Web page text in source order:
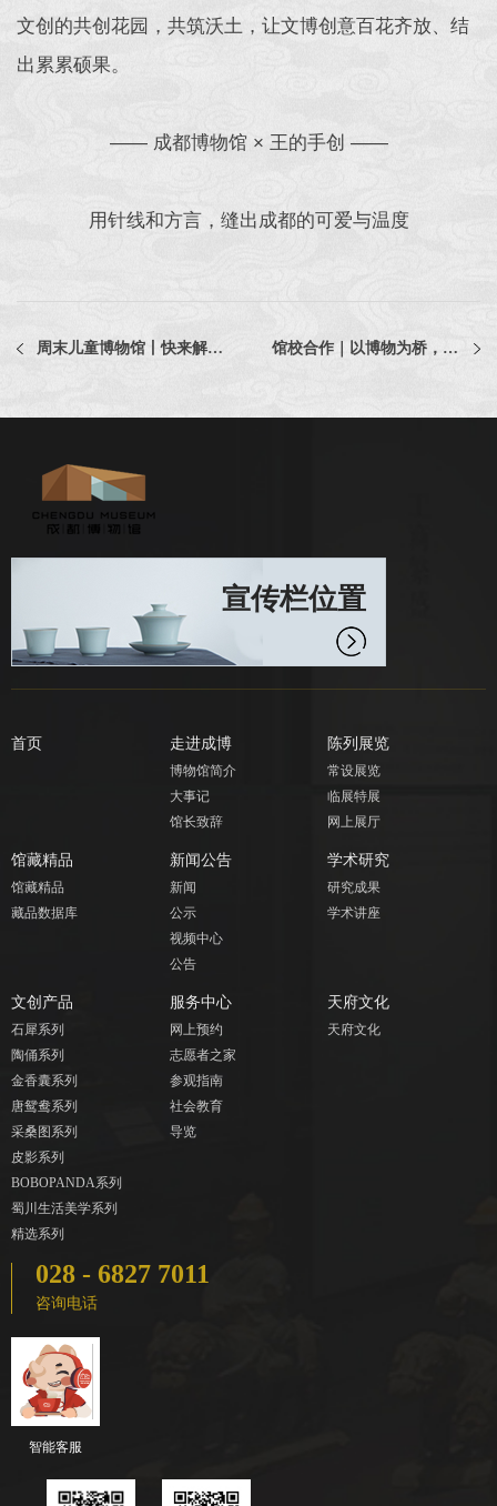
文创的共创花园，共筑沃土，让文博创意百花齐放、结
出累累硕果。
—— 成都博物馆 × 王的手创 ——
用针线和方言，缝出成都的可爱与温度
周末儿童博物馆丨快来解锁“六一”儿童节精彩活动和六月活动日历吧！ 馆校合作｜以博物为桥，探万物共生——记成博与树德东区的生物双师探究课
宣传栏位置
首页 走进成博
博物馆简介
大事记
馆长致辞
陈列展览
常设展览
临展特展
网上展厅
馆藏精品
馆藏精品
藏品数据库
新闻公告
新闻
公示
视频中心
公告
学术研究
研究成果
学术讲座
文创产品
石犀系列
陶俑系列
金香囊系列
唐鸳鸯系列
采桑图系列
皮影系列
BOBOPANDA系列
蜀川生活美学系列
精选系列
服务中心
网上预约
志愿者之家
参观指南
社会教育
导览
天府文化
天府文化
028 - 6827 7011
咨询电话
智能客服